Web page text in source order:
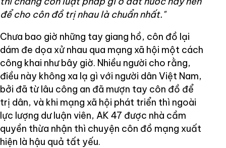
để cho côn đồ trị nhau là chuẩn nhất."
Chưa bao giờ những tay giang hồ, côn đồ lại
dám đe dọa xử nhau qua mạng xã hội một cách
công khai như bây giờ. Nhiều người cho rằng,
điều này không xa lạ gì với người dân Việt Nam,
bởi đã từ lâu công an đã mượn tay côn đồ để
trị dân, và khi mạng xã hội phát triển thì ngoài
lực lượng dư luận viên, AK 47 được nhà cầm
quyền thừa nhận thì chuyện côn đồ mạng xuất
hiện là hậu quả tất yếu.